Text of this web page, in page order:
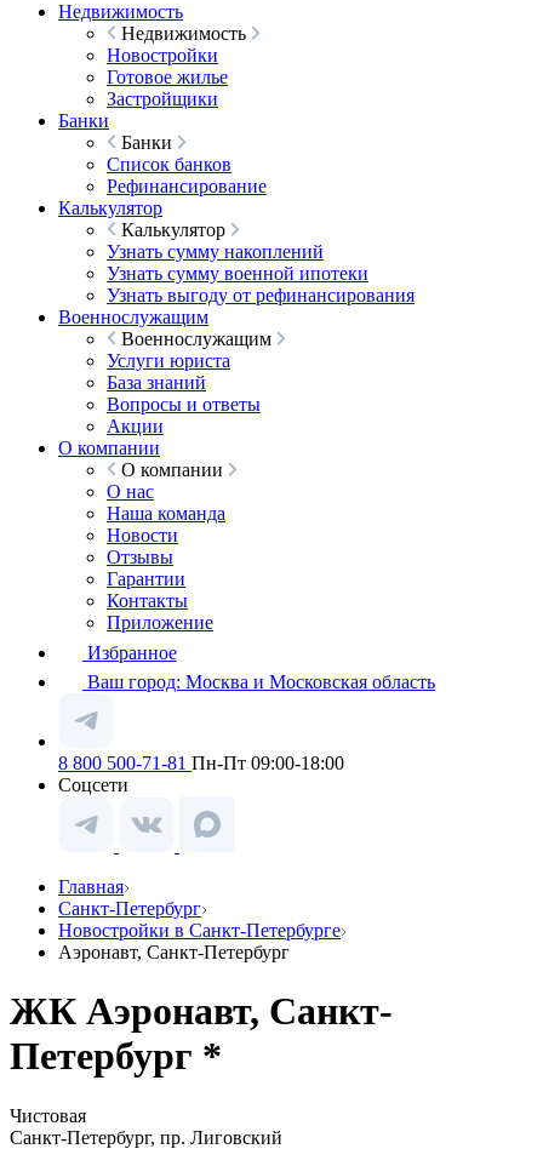
Недвижимость
Недвижимость
Новостройки
Готовое жилье
Застройщики
Банки
Банки
Список банков
Рефинансирование
Калькулятор
Калькулятор
Узнать сумму накоплений
Узнать сумму военной ипотеки
Узнать выгоду от рефинансирования
Военнослужащим
Военнослужащим
Услуги юриста
База знаний
Вопросы и ответы
Акции
О компании
О компании
О нас
Наша команда
Новости
Отзывы
Гарантии
Контакты
Приложение
Избранное
Ваш город: Москва и Московская область
8 800 500-71-81 Пн-Пт 09:00-18:00
Соцсети
Главная
Санкт-Петербург
Новостройки в Санкт-Петербурге
Аэронавт, Санкт-Петербург
ЖК Аэронавт, Санкт-
Петербург *
Чистовая
Санкт-Петербург, пр. Лиговский